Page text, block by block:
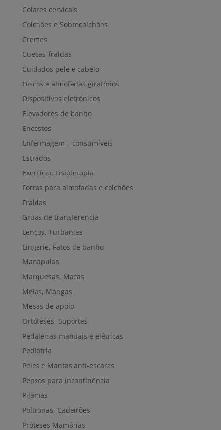
Colares cervicais
Colchões e Sobrecolchões
Cremes
Cuecas-fraldas
Cuidados pele e cabelo
Discos e almofadas giratórios
Dispositivos eletrónicos
Elevadores de banho
Encostos
Enfermagem – consumíveis
Estrados
Exercício, Fisioterapia
Forras para almofadas e colchões
Fraldas
Gruas de transferência
Lenços, Turbantes
Lingerie, Fatos de banho
Manápulas
Marquesas, Macas
Meias, Mangas
Mesas de apoio
Ortóteses, Suportes
Pedaleiras manuais e elétricas
Pediatria
Peles e Mantas anti-escaras
Pensos para incontinência
Pijamas
Poltronas, Cadeirões
Próteses Mamárias